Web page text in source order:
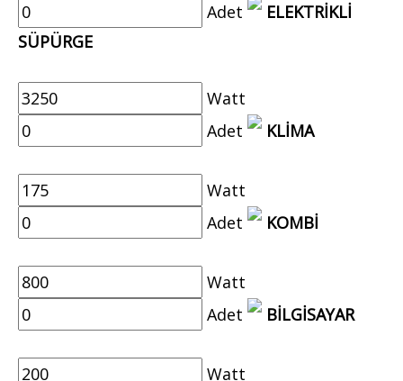
Adet
ELEKTRİKLİ
SÜPÜRGE
Watt
Adet
KLİMA
Watt
Adet
KOMBİ
Watt
Adet
BİLGİSAYAR
Watt